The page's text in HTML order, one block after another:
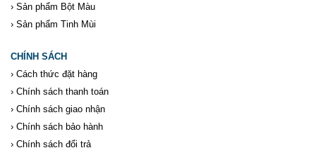
› Sản phẩm Bột Màu
› Sản phẩm Tinh Mùi
CHÍNH SÁCH
› Cách thức đặt hàng
› Chính sách thanh toán
› Chính sách giao nhận
› Chính sách bảo hành
› Chính sách đổi trả